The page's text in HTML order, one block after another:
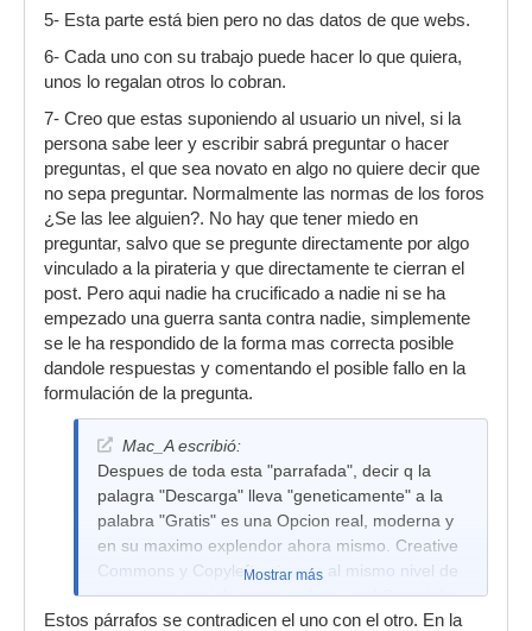
5- Esta parte está bien pero no das datos de que webs.
6- Cada uno con su trabajo puede hacer lo que quiera,
unos lo regalan otros lo cobran.
7- Creo que estas suponiendo al usuario un nivel, si la
persona sabe leer y escribir sabrá preguntar o hacer
preguntas, el que sea novato en algo no quiere decir que
no sepa preguntar. Normalmente las normas de los foros
¿Se las lee alguien?. No hay que tener miedo en
preguntar, salvo que se pregunte directamente por algo
vinculado a la pirateria y que directamente te cierran el
post. Pero aqui nadie ha crucificado a nadie ni se ha
empezado una guerra santa contra nadie, simplemente
se le ha respondido de la forma mas correcta posible
dandole respuestas y comentando el posible fallo en la
formulación de la pregunta.
Mac_A escribió:
Despues de toda esta "parrafada", decir q la
palagra "Descarga" lleva "geneticamente" a la
palabra "Gratis" es una Opcion real, moderna y
en su maximo explendor ahora mismo. Creative
Commons y Copyleft estan ya al mismo nivel de
aceptacion social, o mas incluso, q el Copyright.
La otra Opcion de Pago sigue existiendo, por
Mostrar más
Estos párrafos se contradicen el uno con el otro. En la